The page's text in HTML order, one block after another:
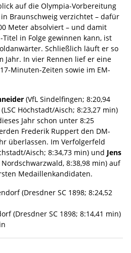
auf die Olympia-Vorbereitung
Braunschweig verzichtet – dafür
Meter absolviert – und damit
in Folge gewinnen kann, ist
Schließlich läuft er so
Jahr. In vier Rennen lief er eine
Minuten-Zeiten sowie im EM-
(VfL Sindelfingen; 8:20,94
Höchstadt/Aisch; 8:23,27 min)
Jahr schon unter 8:25
Frederik Ruppert den DM-
überlassen. Im Verfolgerfeld
Aisch; 8:34,73 min) und Jens
Nordschwarzwald, 8:38,98 min) auf
Medaillenkandidaten.
(Dresdner SC 1898; 8:24,52
(Dresdner SC 1898; 8:14,41 min)